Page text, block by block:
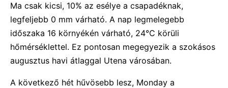
Ma csak kicsi, 10% az esélye a csapadéknak,
legfeljebb 0 mm várható. A nap legmelegebb
időszaka 16 környékén várható, 24°C körüli
hőmérséklettel. Ez pontosan megegyezik a szokásos
augusztus havi átlaggal Utena városában.
A következő hét hűvösebb lesz, Monday a